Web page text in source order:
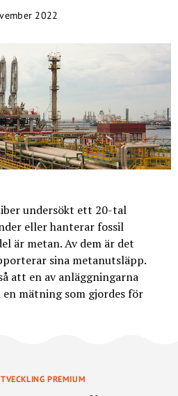
2022
undersökt ett 20-tal
eller hanterar fossil
är metan. Av dem är det
sina metanutsläpp.
att en av anläggningarna
mätning som gjordes för
PREMIUM